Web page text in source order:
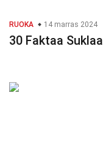
RUOKA 14 marras 2024
30 Faktaa Suklaa